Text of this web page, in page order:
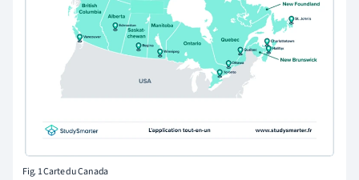
Fig. 1Carte du Canada